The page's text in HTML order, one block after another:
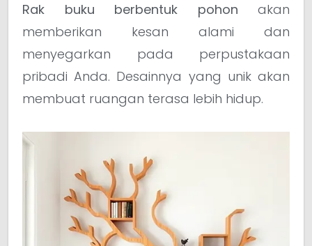
Rak buku berbentuk pohon akan
memberikan kesan alami dan
menyegarkan pada perpustakaan
pribadi Anda. Desainnya yang unik akan
membuat ruangan terasa lebih hidup.